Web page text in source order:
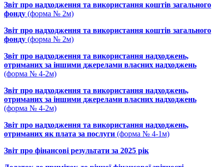
Звіт про надходження та використання коштів загального
фонду (форма № 2м)
Звіт про надходження та використання коштів загального
фонду (форма № 2м)
Звіт про надходження та використання надходжень,
отриманих за іншими джерелами власних надходжень
(форма № 4-2м)
Звіт про надходження та використання надходжень,
отриманих за іншими джерелами власних надходжень
(форма № 4-2м)
Звіт про надходження та використання надходжень,
отриманих як плата за послуги (форма № 4-1м)
Звіт про фінансові результати за 2025 рік